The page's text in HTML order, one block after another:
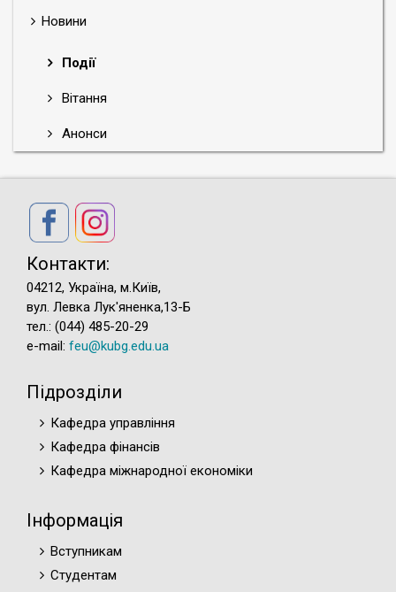
Новини
Події
Вітання
Анонси
Контакти:
04212, Україна, м.Київ,
вул. Левка Лук'яненка,13-Б
тел.: (044) 485-20-29
e-mail: feu@kubg.edu.ua
Підрозділи
Кафедра управління
Кафедра фінансів
Кафедра міжнародної економіки
Інформація
Вступникам
Студентам